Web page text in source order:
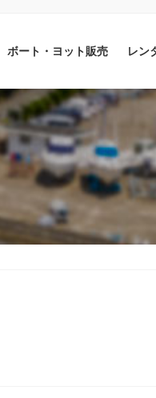
ボート・ヨット販売 レン